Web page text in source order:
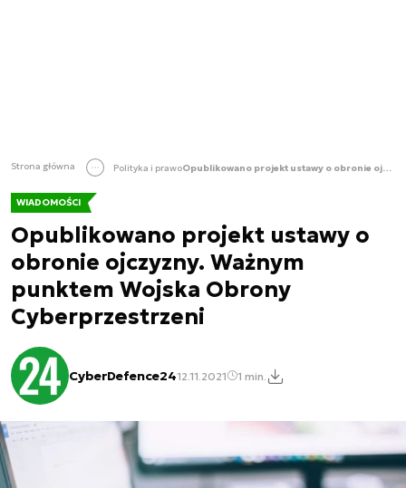
Strona główna Polityka i prawo Opublikowano projekt ustawy o obronie ojczyzny. Ważnym punktem Wojska Obrony Cyberprzestrzeni
WIADOMOŚCI
Opublikowano projekt ustawy o
obronie ojczyzny. Ważnym
punktem Wojska Obrony
Cyberprzestrzeni
CyberDefence2412.11.2021 1 min.